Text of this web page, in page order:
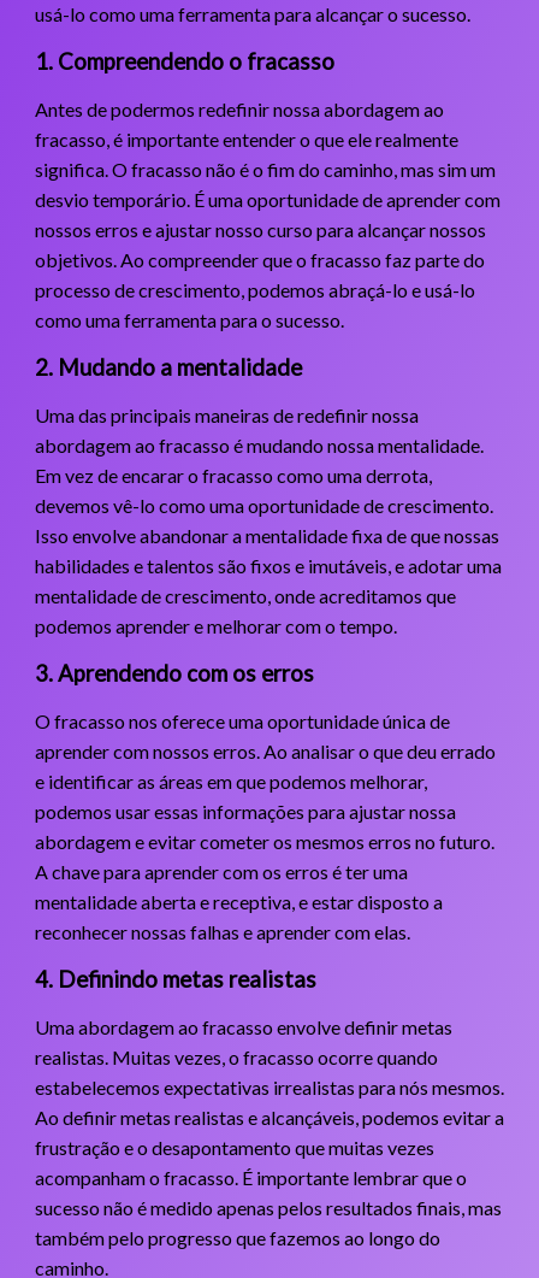
usá-lo como uma ferramenta para alcançar o sucesso.
1. Compreendendo o fracasso
Antes de podermos redefinir nossa abordagem ao
fracasso, é importante entender o que ele realmente
significa. O fracasso não é o fim do caminho, mas sim um
desvio temporário. É uma oportunidade de aprender com
nossos erros e ajustar nosso curso para alcançar nossos
objetivos. Ao compreender que o fracasso faz parte do
processo de crescimento, podemos abraçá-lo e usá-lo
como uma ferramenta para o sucesso.
2. Mudando a mentalidade
Uma das principais maneiras de redefinir nossa
abordagem ao fracasso é mudando nossa mentalidade.
Em vez de encarar o fracasso como uma derrota,
devemos vê-lo como uma oportunidade de crescimento.
Isso envolve abandonar a mentalidade fixa de que nossas
habilidades e talentos são fixos e imutáveis, e adotar uma
mentalidade de crescimento, onde acreditamos que
podemos aprender e melhorar com o tempo.
3. Aprendendo com os erros
O fracasso nos oferece uma oportunidade única de
aprender com nossos erros. Ao analisar o que deu errado
e identificar as áreas em que podemos melhorar,
podemos usar essas informações para ajustar nossa
abordagem e evitar cometer os mesmos erros no futuro.
A chave para aprender com os erros é ter uma
mentalidade aberta e receptiva, e estar disposto a
reconhecer nossas falhas e aprender com elas.
4. Definindo metas realistas
Uma abordagem ao fracasso envolve definir metas
realistas. Muitas vezes, o fracasso ocorre quando
estabelecemos expectativas irrealistas para nós mesmos.
Ao definir metas realistas e alcançáveis, podemos evitar a
frustração e o desapontamento que muitas vezes
acompanham o fracasso. É importante lembrar que o
sucesso não é medido apenas pelos resultados finais, mas
também pelo progresso que fazemos ao longo do
caminho.